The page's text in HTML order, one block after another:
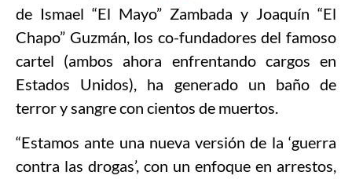
de Ismael “El Mayo” Zambada y Joaquín “El
Chapo” Guzmán, los co-fundadores del famoso
cartel (ambos ahora enfrentando cargos en
Estados Unidos), ha generado un baño de
terror y sangre con cientos de muertos.
“Estamos ante una nueva versión de la ‘guerra
contra las drogas’, con un enfoque en arrestos,